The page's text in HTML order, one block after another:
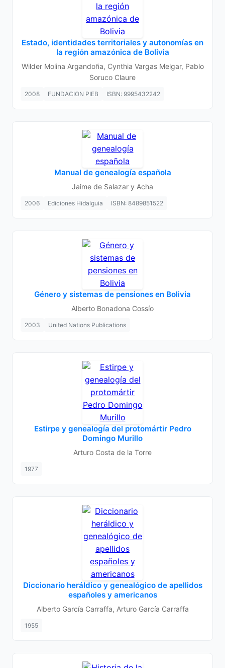
Estado, identidades territoriales y autonomías en
la región amazónica de Bolivia
Wilder Molina Argandoña, Cynthia Vargas Melgar, Pablo
Soruco Claure
2008 FUNDACION PIEB ISBN: 9995432242
Manual de genealogía española
Jaime de Salazar y Acha
2006 Ediciones Hidalguia ISBN: 8489851522
Género y sistemas de pensiones en Bolivia
Alberto Bonadona Cossío
2003 United Nations Publications
Estirpe y genealogía del protomártir Pedro
Domingo Murillo
Arturo Costa de la Torre
1977
Diccionario heráldico y genealógico de apellidos
españoles y americanos
Alberto García Carraffa, Arturo García Carraffa
1955